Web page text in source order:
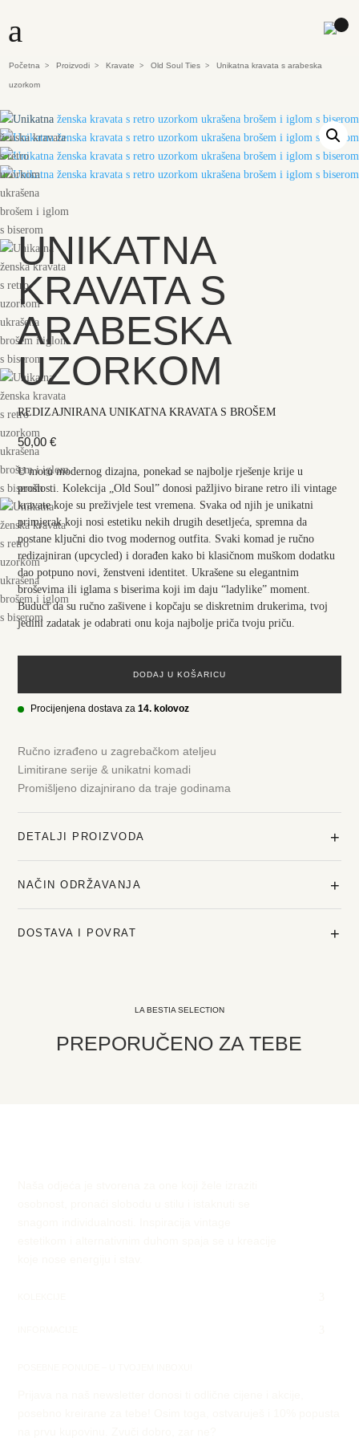
a
Početna > Proizvodi > Kravate > Old Soul Ties > Unikatna kravata s arabeska
uzorkom
UNIKATNA
KRAVATA S
ARABESKA
UZORKOM
REDIZAJNIRANA UNIKATNA KRAVATA S BROŠEM
50,00€
U moru modernog dizajna, ponekad se najbolje rješenje krije u
prošlosti. Kolekcija „Old Soul” donosi pažljivo birane retro ili vintage
kravate koje su preživjele test vremena. Svaka od njih je unikatni
primjerak koji nosi estetiku nekih drugih desetljeća, spremna da
postane ključni dio tvog modernog outfita. Svaki komad je ručno
redizajniran (upcycled) i dorađen kako bi klasičnom muškom dodatku
dao potpuno novi, ženstveni identitet. Ukrašene su elegantnim
broševima ili iglama s biserima koji im daju “ladylike” moment.
Budući da su ručno zašivene i kopčaju se diskretnim drukerima, tvoj
jedini zadatak je odabrati onu koja najbolje priča tvoju priču.
DODAJ U KOŠARICU
Procijenjena dostava za14. kolovoz
Ručno izrađeno u zagrebačkom ateljeu
Limitirane serije & unikatni komadi
Promišljeno dizajnirano da traje godinama
DETALJI PROIZVODA +
NAČIN ODRŽAVANJA +
DOSTAVA I POVRAT +
LA BESTIA SELECTION
PREPORUČENO ZA TEBE